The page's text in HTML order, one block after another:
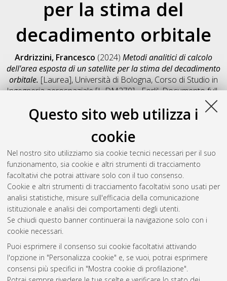
Questo sito web utilizza i
cookie
Nel nostro sito utilizziamo sia cookie tecnici necessari per il suo
funzionamento, sia cookie e altri strumenti di tracciamento
facoltativi che potrai attivare solo con il tuo consenso.
Cookie e altri strumenti di tracciamento facoltativi sono usati per
analisi statistiche, misure sull'efficacia della comunicazione
istituzionale e analisi dei comportamenti degli utenti.
Se chiudi questo banner continuerai la navigazione solo con i
cookie necessari.
Puoi esprimere il consenso sui cookie facoltativi attivando
l'opzione in "Personalizza cookie" e, se vuoi, potrai esprimere
consensi più specifici in "Mostra cookie di profilazione".
per la stima del
decadimento orbitale
Ardrizzini, Francesco (2024) Metodi analitici di calcolo
dell'area esposta di un satellite per la stima del decadimento
orbitale. [Laurea], Università di Bologna, Corso di Studio in
Ingegneria aerospaziale [L-DM270] - Forli', Documento full-
Salva citazione
Condividi
Il full-text non è disponibile per scelta dell'autore. (
Abstract
Altri metadati
Gestione del documento:
Atom
Rss 1.0